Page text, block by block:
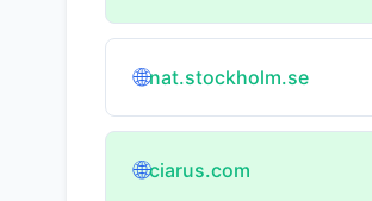
🌐nat.stockholm.se
🌐ciarus.com